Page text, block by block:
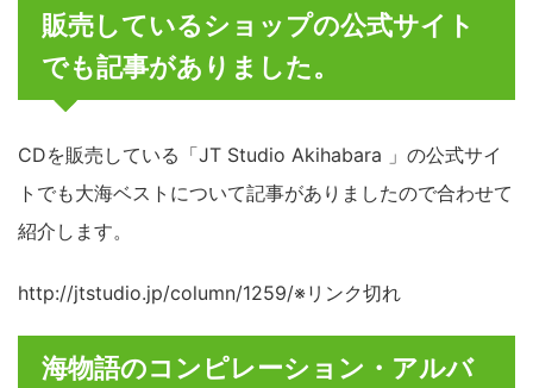
販売しているショップの公式サイト
でも記事がありました。
CDを販売している「JT Studio Akihabara 」の公式サイ
トでも大海ベストについて記事がありましたので合わせて
紹介します。
http://jtstudio.jp/column/1259/※リンク切れ
海物語のコンピレーション・アルバ